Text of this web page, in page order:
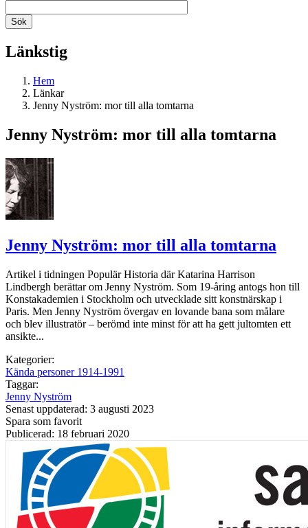
Länkstig
Hem
Länkar
Jenny Nyström: mor till alla tomtarna
Jenny Nyström: mor till alla tomtarna
Jenny Nyström: mor till alla tomtarna
Artikel i tidningen Populär Historia där Katarina Harrison
Lindbergh berättar om Jenny Nyström. Som 19-åring antogs hon till
Konstakademien i Stockholm och utvecklade sitt konstnärskap i
Paris. Men Jenny Nyström övergav en lovande bana som målare
och blev illustratör – berömd inte minst för att ha gett jultomten ett
ansikte...
Kategorier:
Kända personer 1914-1991
Taggar:
Jenny Nyström
Senast uppdaterad: 3 augusti 2023
Spara som favorit
Publicerad: 18 februari 2020